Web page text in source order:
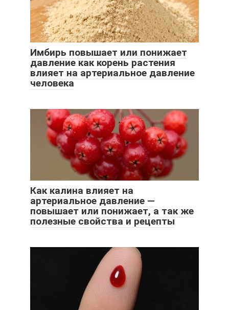
Имбирь повышает или понижает
давление как корень растения
влияет на артериальное давление
человека
Как калина влияет на
артериальное давление —
повышает или понижает, а так же
полезные свойства и рецепты